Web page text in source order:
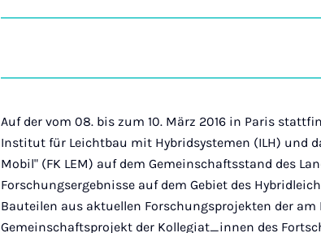
Auf der vom 08. bis zum 10. März 2016 in Paris
Institut für Leichtbau mit Hybridsystemen (ILH) und
Mobil" (FK LEM) auf dem Gemeinschaftsstand des
Forschungsergebnisse auf dem Gebiet des
Bauteilen aus aktuellen Forschungsprojekten der
Gemeinschaftsprojekt der Kollegiat_innen des